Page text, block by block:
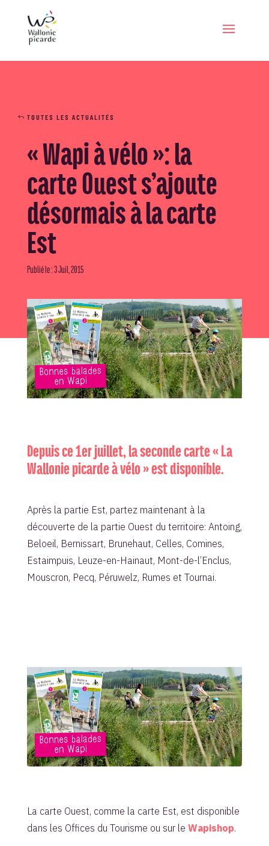
TOUTES LES ACTUALITÉS
« Wapi à vélo »: la
carte Ouest s’ajoute
désormais à la carte
Est
Publié le : 3 Juil, 2015
Depuis ce 1er juillet, la seconde carte « La
Wallonie picarde à vélo » est disponible.
Après la partie Est, partez maintenant à la
découverte de la partie Ouest du territoire: Antoing,
Beloeil, Bernissart, Brunehaut, Celles, Comines,
Estaimpuis, Leuze-en-Hainaut, Mont-de-l’Enclus,
Mouscron, Pecq, Péruwelz, Rumes et Tournai.
La carte Ouest, comme la carte Est, est disponible
dans les Offices du Tourisme ou sur le Wapishop.